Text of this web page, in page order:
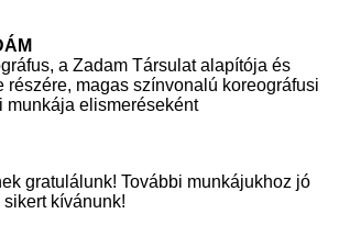
a Zadam Társulat alapítója és
részére, magas színvonalú koreográfusi
munkája elismeréseként
gratulálunk! További munkájukhoz jó
sikert kívánunk!